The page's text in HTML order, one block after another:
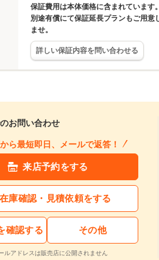
保証費用は本体価格に含まれています
別途有償にて保証延長プランもご用
ませ。
詳しい保証内容を問い合わせる
お問い合わせ
ら最短即日、メールで返答！
来店予約をする
在庫確認・見積依頼をする
確認する その他
ルアドレスは販売店に公開されません